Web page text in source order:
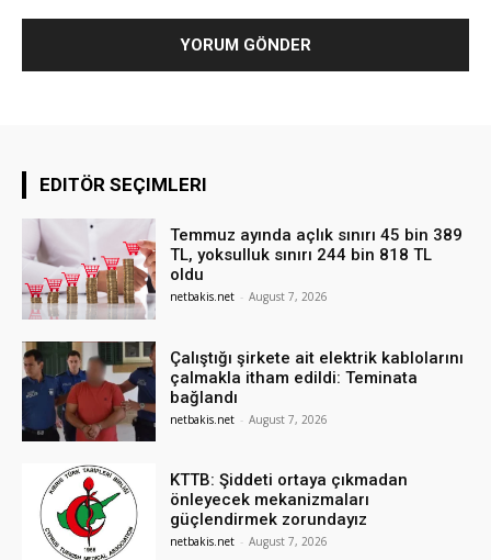
EDITÖR SEÇIMLERI
Temmuz ayında açlık sınırı 45 bin 389
TL, yoksulluk sınırı 244 bin 818 TL
oldu
netbakis.net - August 7, 2026
Çalıştığı şirkete ait elektrik kablolarını
çalmakla itham edildi: Teminata
bağlandı
netbakis.net - August 7, 2026
KTTB: Şiddeti ortaya çıkmadan
önleyecek mekanizmaları
güçlendirmek zorundayız
netbakis.net - August 7, 2026